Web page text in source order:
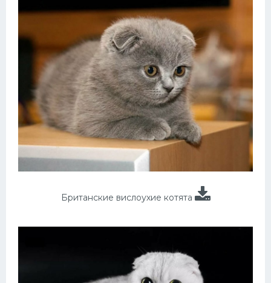
Британские вислоухие котята